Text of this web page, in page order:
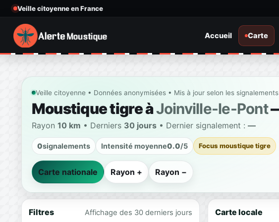
Veille citoyenne en France
Accueil Carte
Veille citoyenne • Données anonymisées • Mis à jour selon les signalements
Moustique tigre àJoinville-le-Pont
Rayon 10 km • Derniers 30 jours• Dernier signalement : —
0signalements Intensité moyenne0.0/5 Focus moustique tigre
Carte nationale Rayon + Rayon −
Filtres Affichage des 30 derniers jours Carte locale